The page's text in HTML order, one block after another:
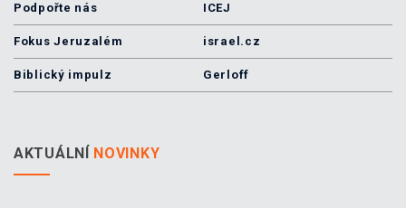
Podpořte nás ICEJ
Fokus Jeruzalém israel.cz
Biblický impulz Gerloff
AKTUÁLNÍ NOVINKY